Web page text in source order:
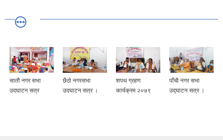
सातौ नगर सभा
उदघाटन सत्र
छैठाे नगरसभा
उदघाटन सत्र ।
शपथ ग्रहण
कार्यक्रम २०७९
पाँचाै नगर सभा
उद्घाटन सत्र ।